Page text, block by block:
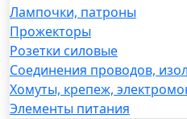
Лампочки, патроны
Прожекторы
Розетки силовые
Соединения проводов,
Хомуты, крепеж,
Элементы питания